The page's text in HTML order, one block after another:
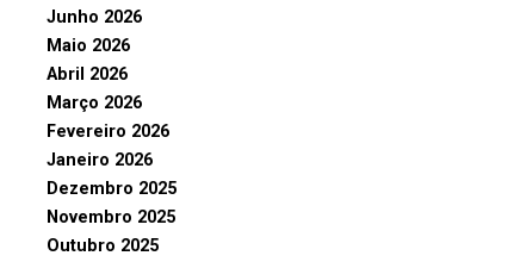
Junho 2026
Maio 2026
Abril 2026
Março 2026
Fevereiro 2026
Janeiro 2026
Dezembro 2025
Novembro 2025
Outubro 2025